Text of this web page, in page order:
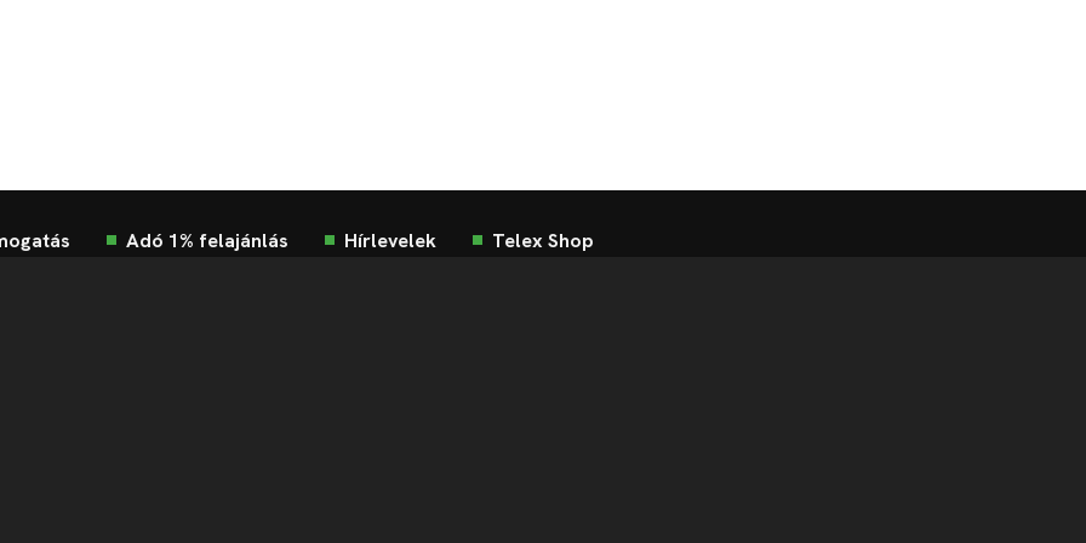
Adó 1% felajánlás Hírlevelek Telex Shop